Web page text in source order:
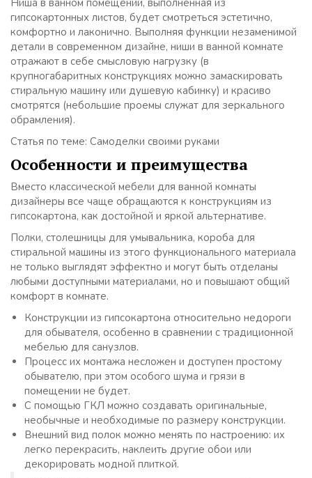
Ниша в ванном помещении, выполненная из
гипсокартонных листов, будет смотреться эстетично,
комфортно и лаконично. Выполняя функции незаменимой
детали в современном дизайне, ниши в ванной комнате
отражают в себе смысловую нагрузку (в
крупногабаритных конструкциях можно замаскировать
стиральную машину или душевую кабинку) и красиво
смотрятся (небольшие проемы служат для зеркального
обрамления).
Статья по теме: Самоделки своими руками
Особенности и преимущества
Вместо классической мебели для ванной комнаты
дизайнеры все чаще обращаются к конструкциям из
гипсокартона, как достойной и яркой альтернативе.
Полки, столешницы для умывальника, короба для
стиральной машины из этого функционального материала
не только выглядят эффектно и могут быть отделаны
любыми доступными материалами, но и повышают общий
комфорт в комнате.
Конструкции из гипсокартона относительно недороги
для обывателя, особенно в сравнении с традиционной
мебелью для санузлов.
Процесс их монтажа несложен и доступен простому
обывателю, при этом особого шума и грязи в
помещении не будет.
С помощью ГКЛ можно создавать оригинальные,
необычные и необходимые по размеру конструкции.
Внешний вид полок можно менять по настроению: их
легко перекрасить, наклеить другие обои или
декорировать модной плиткой.